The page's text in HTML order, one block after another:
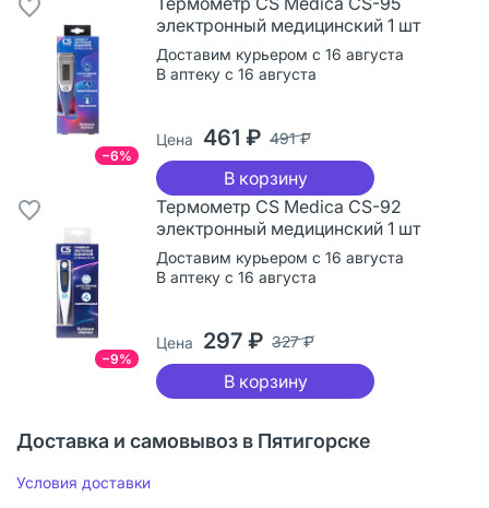
−6%
электронный медицинский 1 шт
Доставим курьером с 16 августа
В аптеку с 16 августа
Цена 461 ₽ 491 ₽
В корзину
−9%
Термометр CS Medica CS-92
электронный медицинский 1 шт
Доставим курьером с 16 августа
В аптеку с 16 августа
Цена 297 ₽ 327 ₽
В корзину
Доставка и самовывоз в Пятигорске
Условия доставки